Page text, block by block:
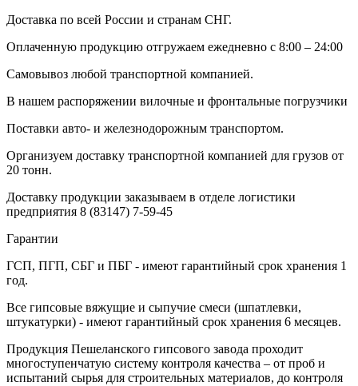
Доставка по всей России и странам СНГ.
Оплаченную продукцию отгружаем ежедневно с 8:00 – 24:00
Самовывоз любой транспортной компанией.
В нашем распоряжении вилочные и фронтальные погрузчики
Поставки авто- и железнодорожным транспортом.
Организуем доставку транспортной компанией для грузов от
20 тонн.
Доставку продукции заказываем в отделе логистики
предприятия 8 (83147) 7-59-45
Гарантии
ГСП, ПГП, СБГ и ПБГ - имеют гарантийный срок хранения 1
год.
Все гипсовые вяжущие и сыпучие смеси (шпатлевки,
штукатурки) - имеют гарантийный срок хранения 6 месяцев.
Продукция Пешеланского гипсового завода проходит
многоступенчатую систему контроля качества – от проб и
испытаний сырья для строительных материалов, до контроля